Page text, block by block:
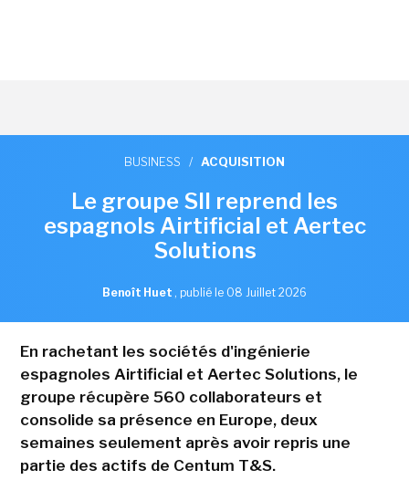
BUSINESS / ACQUISITION
Le groupe SII reprend les
espagnols Airtificial et Aertec
Solutions
Benoît Huet , publié le 08 Juillet 2026
En rachetant les sociétés d'ingénierie
espagnoles Airtificial et Aertec Solutions, le
groupe récupère 560 collaborateurs et
consolide sa présence en Europe, deux
semaines seulement après avoir repris une
partie des actifs de Centum T&S.